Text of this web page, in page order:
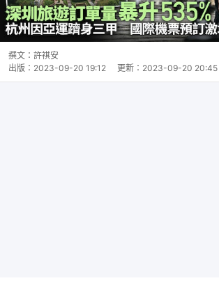
撰文： 許祺安
出版： 2023-09-20 19:12 更新： 2023-09-20 20:45